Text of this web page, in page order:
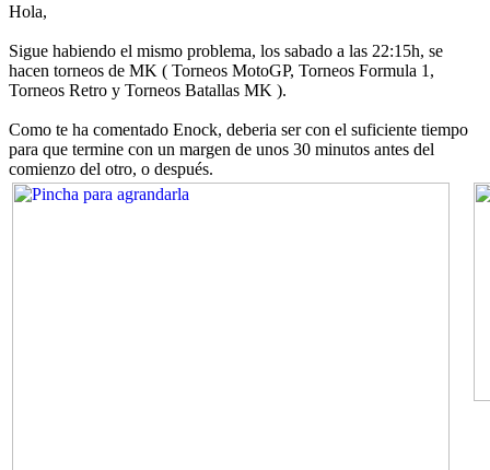
Hola,
Sigue habiendo el mismo problema, los sabado a las 22:15h, se
hacen torneos de MK ( Torneos MotoGP, Torneos Formula 1,
Torneos Retro y Torneos Batallas MK ).
Como te ha comentado Enock, deberia ser con el suficiente tiempo
para que termine con un margen de unos 30 minutos antes del
comienzo del otro, o después.